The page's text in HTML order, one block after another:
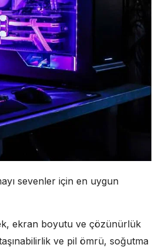
sevenler için en uygun
ekran boyutu ve çözünürlük
ve pil ömrü, soğutma